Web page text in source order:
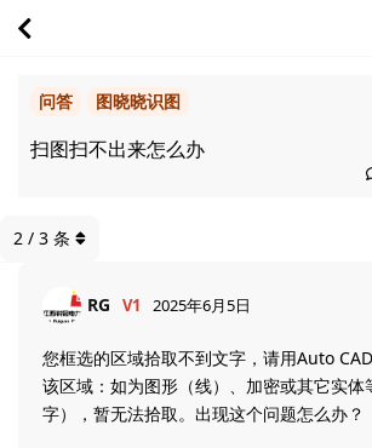
问答 图晓晓识图
扫图扫不出来怎么办
2 / 3 条
RG V1 2025年6月5日
您框选的区域拾取不到文字，请用Auto
该区域：如为图形（线）、加密或其它实体
字），暂无法拾取。出现这个问题怎么办？